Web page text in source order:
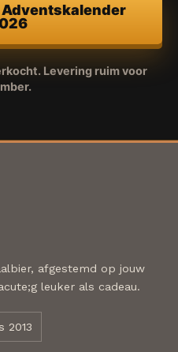
Levering ruim voor
afgestemd op jouw
leuker als cadeau.
2013